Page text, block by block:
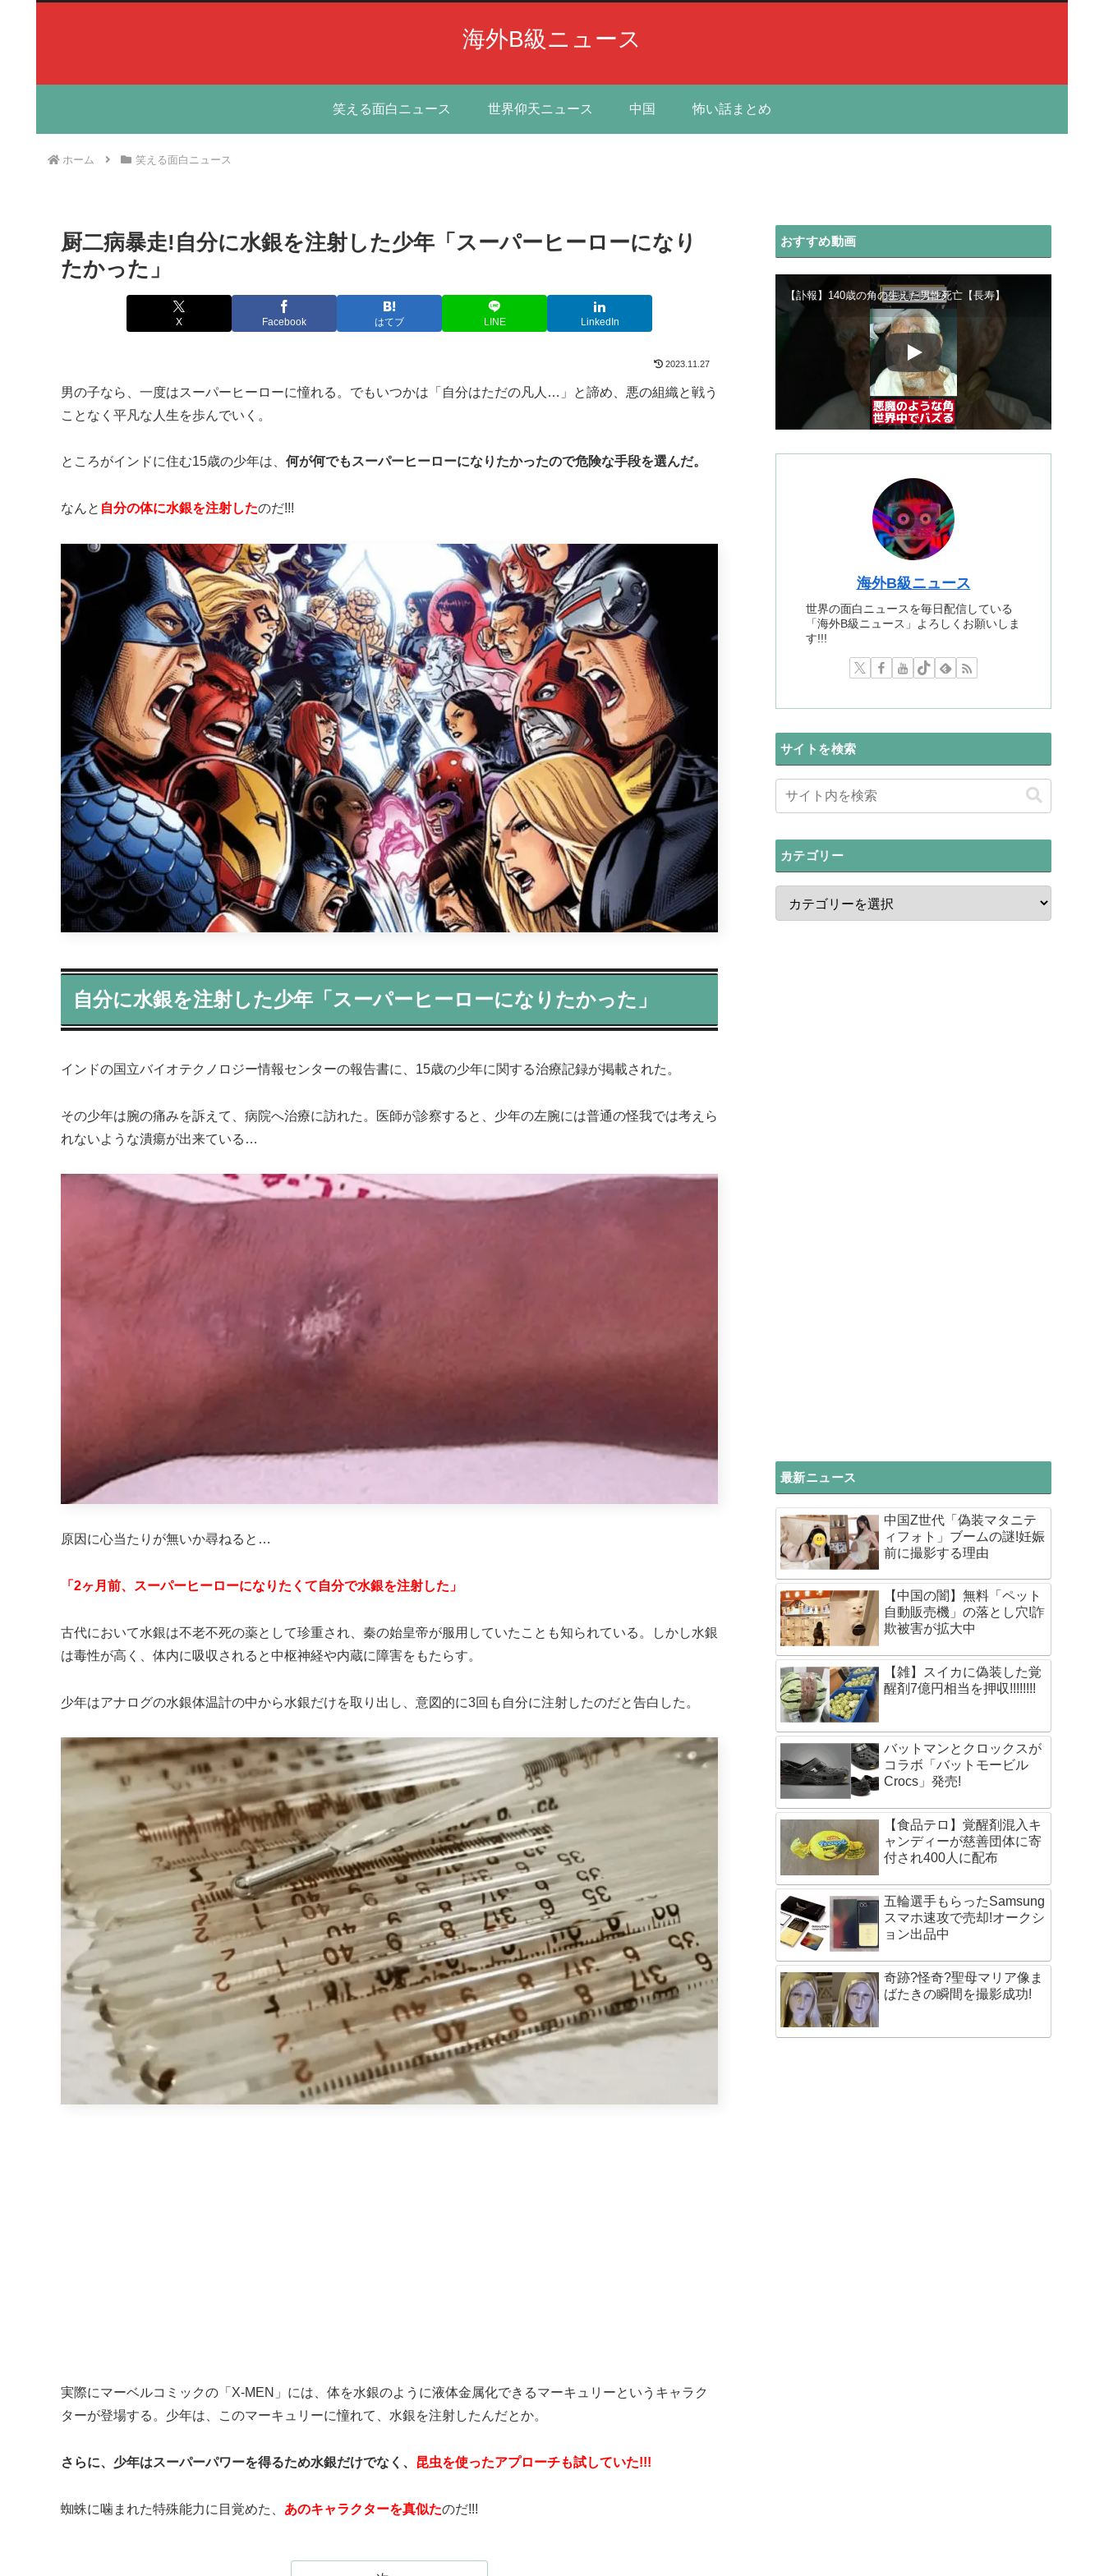
海外B級ニュース
笑える面白ニュース 世界仰天ニュース 中国 怖い話まとめ
ホーム 笑える面白ニュース
厨二病暴走!自分に水銀を注射した少年「スーパーヒーローになり
たかった」
X Facebook はてブ LINE LinkedIn
2023.11.27
男の子なら、一度はスーパーヒーローに憧れる。でもいつかは「自分はただの凡人…」と諦め、悪の組織と戦う
ことなく平凡な人生を歩んでいく。
ところがインドに住む15歳の少年は、 何が何でもスーパーヒーローになりたかったので危険な手段を選んだ。
なんと 自分の体に水銀を注射したのだ!!!
自分に水銀を注射した少年「スーパーヒーローになりたかった」
インドの国立バイオテクノロジー情報センターの報告書に、15歳の少年に関する治療記録が掲載された。
その少年は腕の痛みを訴えて、病院へ治療に訪れた。医師が診察すると、少年の左腕には普通の怪我では考えら
れないような潰瘍が出来ている…
原因に心当たりが無いか尋ねると…
「2ヶ月前、スーパーヒーローになりたくて自分で水銀を注射した」
古代において水銀は不老不死の薬として珍重され、秦の始皇帝が服用していたことも知られている。しかし水銀
は毒性が高く、体内に吸収されると中枢神経や内蔵に障害をもたらす。
少年はアナログの水銀体温計の中から水銀だけを取り出し、意図的に3回も自分に注射したのだと告白した。
実際にマーベルコミックの「X-MEN」には、体を水銀のように液体金属化できるマーキュリーというキャラク
ターが登場する。少年は、このマーキュリーに憧れて、水銀を注射したんだとか。
さらに、少年はスーパーパワーを得るため水銀だけでなく、 昆虫を使ったアプローチも試していた!!!
蜘蛛に噛まれた特殊能力に目覚めた、 あのキャラクターを真似たのだ!!!
おすすめ動画
【訃報】140歳の角の生えた男性死亡【長寿】
海外B級ニュース
世界の面白ニュースを毎日配信している
「海外B級ニュース」よろしくお願いしま
す!!!
サイトを検索
カテゴリー
最新ニュース
中国Z世代「偽装マタニテ
ィフォト」ブームの謎!妊娠
前に撮影する理由
【中国の闇】無料「ペット
自動販売機」の落とし穴!詐
欺被害が拡大中
【雑】スイカに偽装した覚
醒剤7億円相当を押収!!!!!!!!
バットマンとクロックスが
コラボ「バットモービル
Crocs」発売!
【食品テロ】覚醒剤混入キ
ャンディーが慈善団体に寄
付され400人に配布
五輪選手もらったSamsung
スマホ速攻で売却!オークシ
ョン出品中
奇跡?怪奇?聖母マリア像ま
ばたきの瞬間を撮影成功!